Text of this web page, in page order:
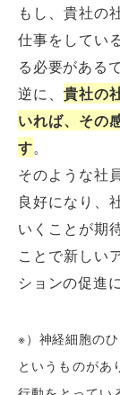
もし、貴社の
仕事をしてい
る必要がある
逆に、貴社の
いれば、その
す。
そのような社
良好になり、
いくことが期
ことで新しい
ションの促進
※）神経細胞の
というものがあ